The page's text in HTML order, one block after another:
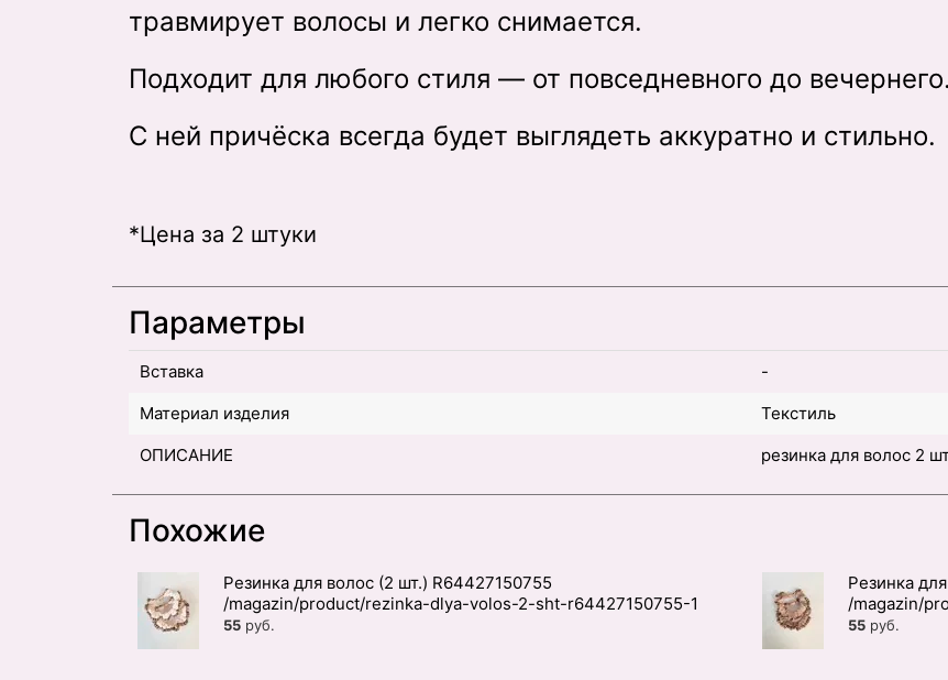
травмирует волосы и легко снимается.
Подходит для любого стиля — от повседневного до
С ней причёска всегда будет выглядеть аккуратно и стильно.
*Цена за 2 штуки
Параметры
Вставка
-
Материал изделия
Текстиль
ОПИСАНИЕ
резинка для волос 2
Похожие
Резинка для волос (2 шт.) R64427150755
55 руб.
Резинка
55руб.